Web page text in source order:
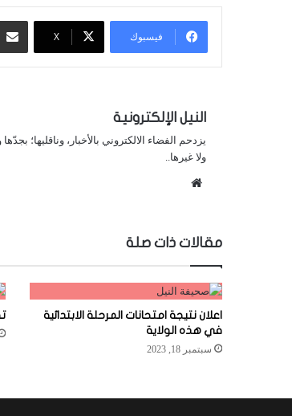
فيسبوك X
النيل الإلكترونية
يزدحم الفضاء الالكتروني بالأخبار، وناقليها؛
ولا غيرها..
مقالات ذات صلة
اعلان نتيجة امتحانات المرحلة الابتدائية
في هذه الولاية
سبتمبر 18, 2023